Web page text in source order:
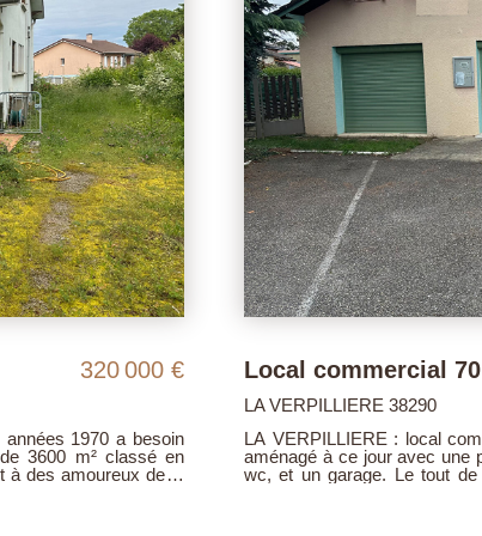
260 000 €
parking . Ce local est
une arrière salle, un
privatif devant le
FRONTONAS 38290
Proche centre village, cette
d'une rénovation complète.
zone naturelle, cette maison